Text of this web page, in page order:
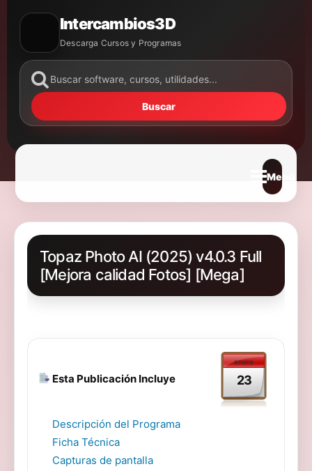
Intercambios3D
Descarga Cursos y Programas
Buscar
Abrir
Topaz Photo AI (2025) v4.0.3 Full
[Mejora calidad Fotos] [Mega]
Esta Publicación Incluye
enero
23
Descripción del Programa
Ficha Técnica
Capturas de pantalla